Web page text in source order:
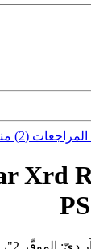
المراجعات (2)
Xrd